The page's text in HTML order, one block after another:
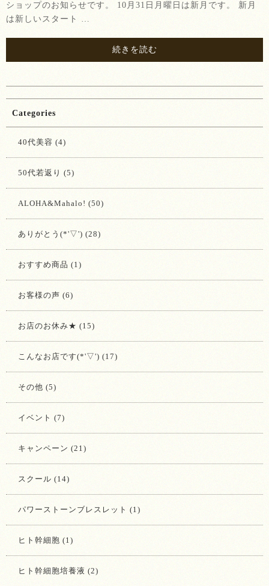
ショップのお知らせです。 10月31日月曜日は新月です。 新月
は新しいスタート …
続きを読む
Categories
40代美容 (4)
50代若返り (5)
ALOHA&Mahalo! (50)
ありがとう(*'▽') (28)
おすすめ商品 (1)
お客様の声 (6)
お店のお休み★ (15)
こんなお店です(*'▽') (17)
その他 (5)
イベント (7)
キャンペーン (21)
スクール (14)
パワーストーンブレスレット (1)
ヒト幹細胞 (1)
ヒト幹細胞培養液 (2)